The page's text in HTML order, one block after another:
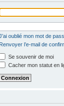
oublié mon mot de
Renvoyer l’e-mail de
Se souvenir de moi
Cacher mon statut en